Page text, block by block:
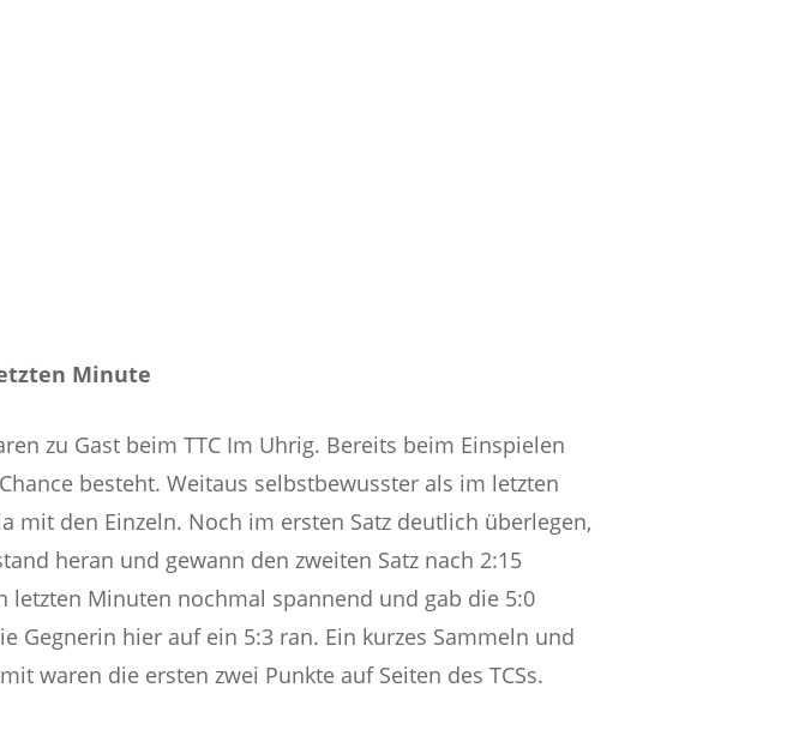
Minute
zu Gast beim TTC Im Uhrig. Bereits beim Einspielen
besteht. Weitaus selbstbewusster als im letzten
mit den Einzeln. Noch im ersten Satz deutlich überlegen,
heran und gewann den zweiten Satz nach 2:15
letzten Minuten nochmal spannend und gab die 5:0
Gegnerin hier auf ein 5:3 ran. Ein kurzes Sammeln und
waren die ersten zwei Punkte auf Seiten des TCSs.